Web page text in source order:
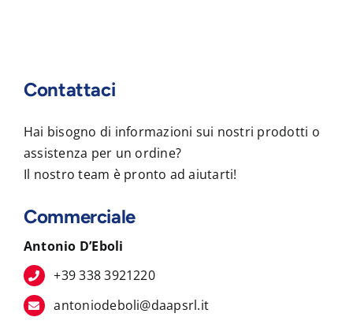
Contattaci
Hai bisogno di informazioni sui nostri prodotti o
assistenza per un ordine?
Il nostro team è pronto ad aiutarti!
Commerciale
Antonio D’Eboli
+39 338 3921220
antoniodeboli@daapsrl.it